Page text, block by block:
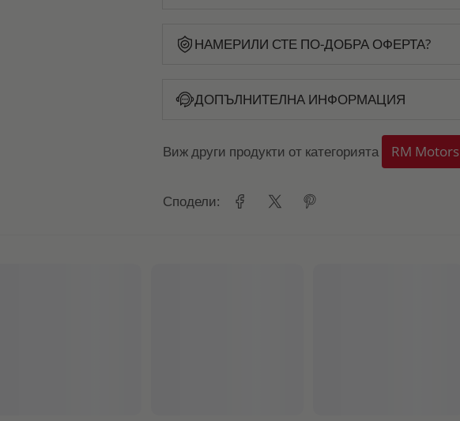
НАМЕРИЛИ СТЕ ПО-ДОБРА ОФЕРТА?
ДОПЪЛНИТЕЛНА ИНФОРМАЦИЯ
Виж други продукти от категорията RM Motors
Сподели: